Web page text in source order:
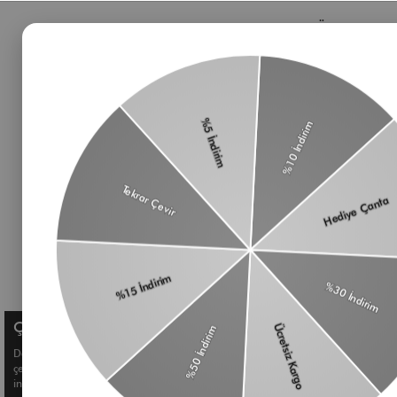
Bizden Haberler
Haberlerimiz, özel tekliflerimiz ve favori stillerimiz
hakkında ilk siz bilgi sahibi olun
Üyelik koşullarını
kişisel verilerimin
korunmasını kabul ediyorum.
Öne
Omuz Çantası
Süet Çanta
Baget Çanta
Çapraz Çanta
Kadın Cüzdan
Aksesuar
Kemer
© Shule. All right reserved.
Çerez Kullanımı
Deneyiminizi geliştirmek ve size kişiselleştirilmiş içerikler sunmak için
çerezler kullanıyoruz. Detaylı bilgi için
Çerez Politikamızı
inceleyebilirsiniz.